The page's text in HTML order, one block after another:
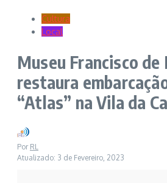
Cultura
Local
Museu Francisco de
restaura
“Atlas” na Vila da
Por RL
Atualizado: 3 de Fevereiro, 2023